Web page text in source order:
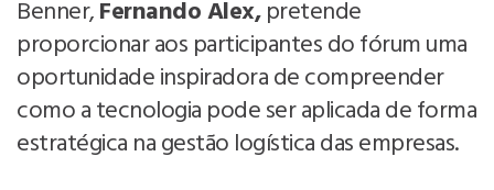
Benner,Fernando Alex,pretende
proporcionar aos participantes do fórum uma
oportunidade inspiradora de compreender
como a tecnologia pode ser aplicada de forma
estratégica na gestão logística das empresas.